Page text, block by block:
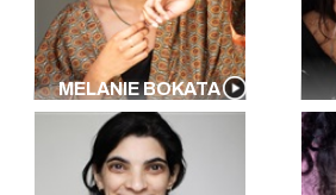
MELANIE BOKATA